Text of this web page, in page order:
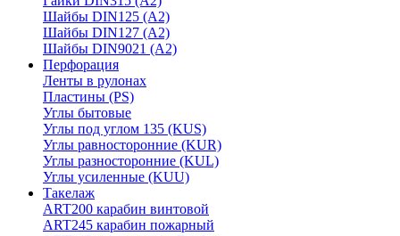
Шайбы DIN125 (A2)
Шайбы DIN127 (A2)
Шайбы DIN9021 (A2)
Перфорация
Ленты в рулонах
Пластины (PS)
Углы бытовые
Углы под углом 135 (KUS)
Углы равносторонние (KUR)
Углы разносторонние (KUL)
Углы усиленные (KUU)
Такелаж
ART200 карабин винтовой
ART245 карабин пожарный